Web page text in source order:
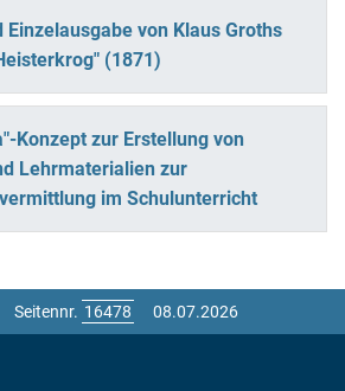
Einzelausgabe von Klaus Groths
(1871)
Konzept zur Erstellung von
Lehrmaterialien zur
im Schulunterricht
Seitennr. 08.07.2026